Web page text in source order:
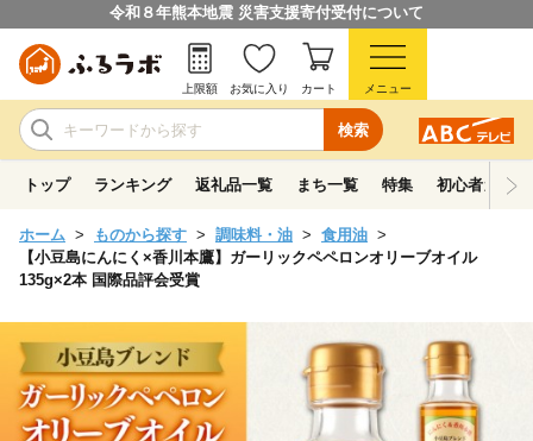
令和８年熊本地震 災害支援寄付受付について
検索
上限額 お気に入り カート メニュー
トップ ランキング 返礼品一覧 まち一覧 特集 初心者ガイド
ホーム ものから探す 調味料・油
食用油
【小豆島にんにく×香川本鷹】ガーリックペペロンオリーブオイル
135g×2本 国際品評会受賞